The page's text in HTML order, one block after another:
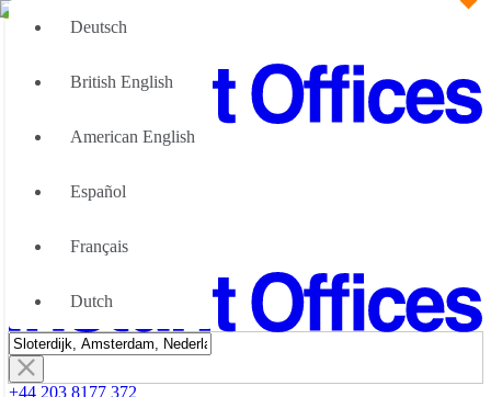
Wij kunnen u helpen
Over Ons
Neem contact met ons op
+44 203 8177 372
Deutsch
British English
American English
Español
Français
Dutch